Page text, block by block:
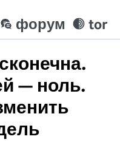
tor
форум
— ноль.